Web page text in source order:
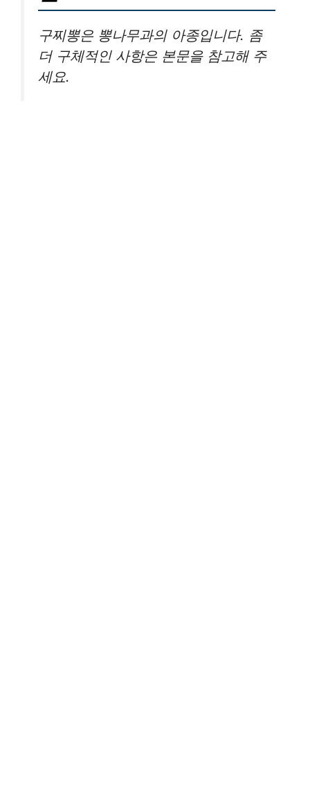
구찌뽕은 뽕나무과의 아종입니다. 좀
더 구체적인 사항은 본문을 참고해 주
세요.